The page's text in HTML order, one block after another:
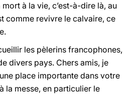
à la vie, c’est-à-dire là, au
comme revivre le calvaire, ce
les pèlerins francophones,
divers pays. Chers amis, je
place importante dans votre
la messe, en particulier le